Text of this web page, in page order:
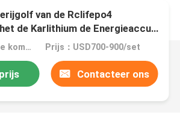
van de Rclifepo4
de Karlithium de Energieaccu
MOQ：Overeen te komen Prijs：USD700-900/set
Contacteer ons